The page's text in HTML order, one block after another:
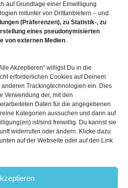
auf Grundlage einer Einwilligung
mitunter von Drittanbietern – und
(Präferenzen), zu Statistik-, zu
eines pseudonymisierten
von externen Medien.
Akzeptieren“ willigst Du in die
erforderlichen Cookies auf Deinem
Trackingtechnologien ein. Dies
Verwendung der, mit den
Daten für die angegebenen
Kategorien aussuchen und dann auf
ist/sind freiwillig. Du kannst sie
widerrufen oder ändern. Klicke dazu
auf der Webseite oder auf den Link
Boulderwelt
us: 